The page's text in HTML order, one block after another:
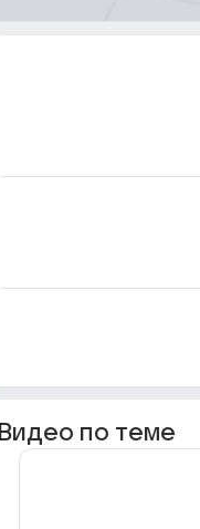
Видео по теме